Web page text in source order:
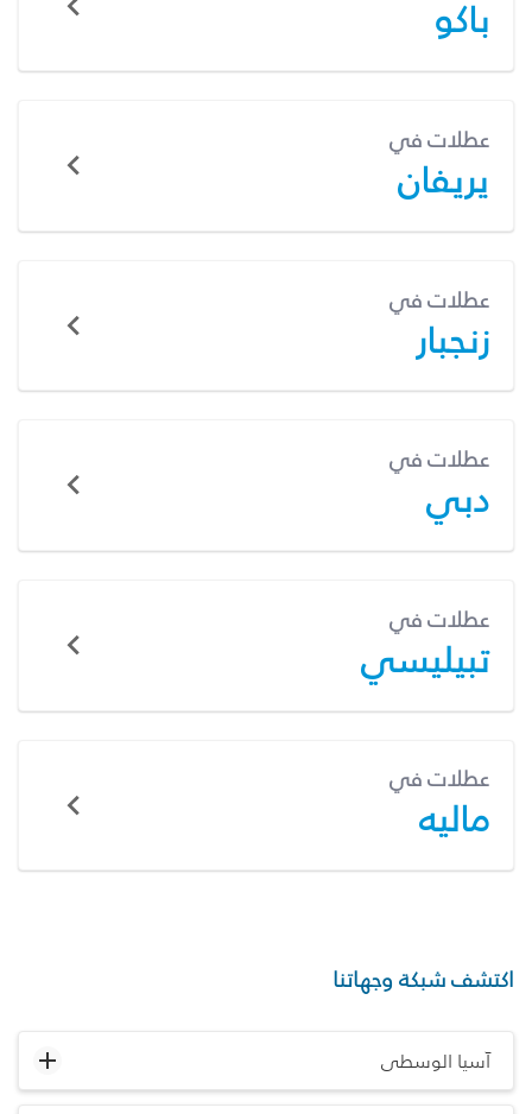
باكو
عطلات في
يريفان
عطلات في
زنجبار
عطلات في
دبي
عطلات في
تبيليسي
عطلات في
ماليه
اكتشف شبكة وجهاتنا
آسيا الوسطى